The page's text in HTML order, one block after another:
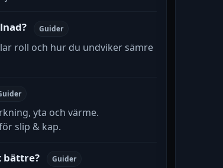
Guider
roll och hur du undviker sämre
yta och värme.
slip & kap.
bättre? Guider